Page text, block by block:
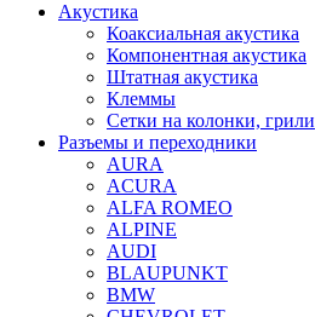
Акустика
Коаксиальная акустика
Компонентная акустика
Штатная акустика
Клеммы
Сетки на колонки, грили
Разъемы и переходники
AURA
ACURA
ALFA ROMEO
ALPINE
AUDI
BLAUPUNKT
BMW